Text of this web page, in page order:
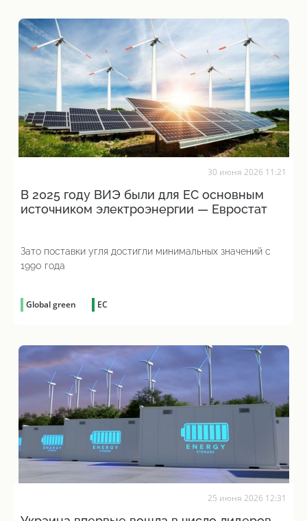
30 июня 2026 11:21
В 2025 году ВИЭ были для ЕС основным
источником электроэнергии — Евростат
Зато поставки угля достигли минимальных значений с
1990 года
Global green ЕС
25 июня 2026 12:31